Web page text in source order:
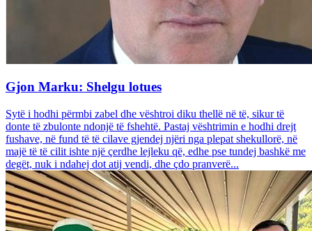
Gjon Marku: Shelgu lotues
Sytë i hodhi përmbi zabel dhe vështroi diku thellë në të, sikur të
donte të zbulonte ndonjë të fshehtë. Pastaj vështrimin e hodhi drejt
fushave, në fund të të cilave gjendej njëri nga plepat shekullorë, në
majë të të cilit ishte një çerdhe lejleku që, edhe pse tundej bashkë me
degët, nuk i ndahej dot atij vendi, dhe çdo pranverë...